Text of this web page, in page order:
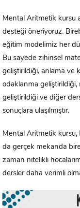
Mental Aritmetik kursu
desteği öneriyoruz.
eğitim modelimiz her
Bu sayede zihinsel
geliştirildiği, anlama ve
odaklanma geliştirildiği,
geliştirildiği ve diğer
sonuçlara ulaşılmıştır.
Mental Aritmetik kursu,
da gerçek mekanda
zaman nitelikli
dersler daha verimli